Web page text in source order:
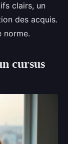
clairs, un
des acquis.
norme.
cursus